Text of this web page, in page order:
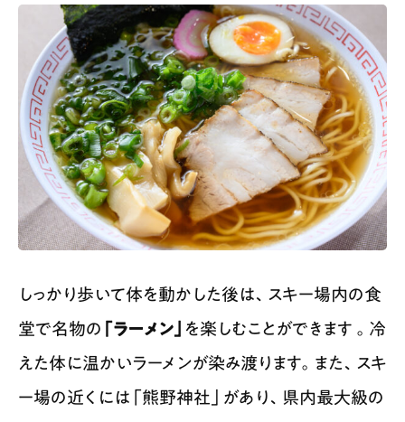
しっかり歩いて体を動かした後は、スキー場内の食
堂で名物の 「ラーメン」
を楽しむことができます 。冷
えた体に温かいラーメンが染み渡ります。また、スキ
ー場の近くには「熊野神社」があり、県内最大級の